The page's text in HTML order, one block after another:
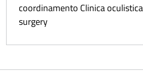
coordinamento Clinica
surgery